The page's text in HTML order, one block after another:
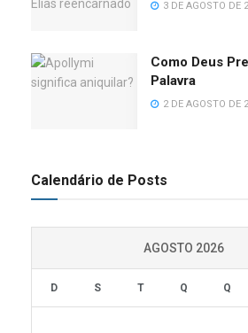
3 DE AGOSTO DE
Como Deus
Palavra
2 DE AGOSTO DE
Calendário de Posts
AGOSTO 2026
D S T Q Q